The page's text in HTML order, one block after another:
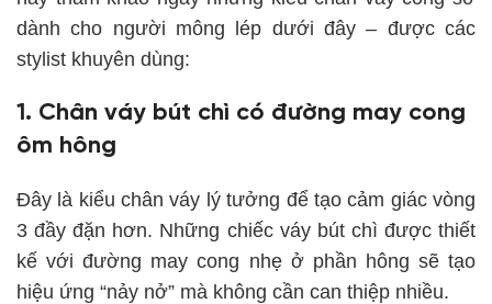
dành cho người mông lép dưới đây – được các
stylist khuyên dùng:
1. Chân váy bút chì có đường may cong
ôm hông
Đây là kiểu chân váy lý tưởng để tạo cảm giác vòng
3 đầy đặn hơn. Những chiếc váy bút chì được thiết
kế với đường may cong nhẹ ở phần hông sẽ tạo
hiệu ứng “nảy nở” mà không cần can thiệp nhiều.